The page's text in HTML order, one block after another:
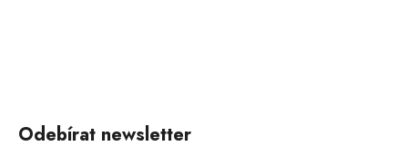
Odebírat newsletter